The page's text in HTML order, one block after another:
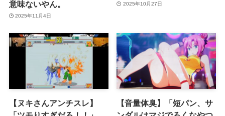
意味ないやん。
2025年11月4日
2025年10月27日
【ヌキさんアンチスレ】
【音量体臭】「短パン、サ